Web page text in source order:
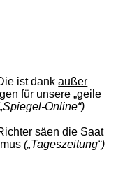
ist dankaußer
für unsere „geile
Online“)
säen die Saat
(„Tageszeitung“)